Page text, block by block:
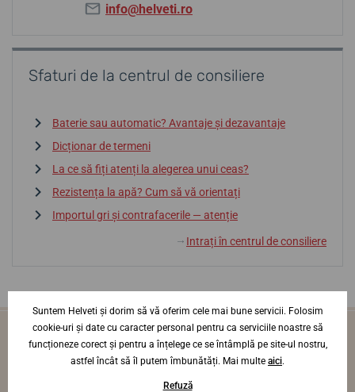
info@helveti.ro
Sfaturi de la centrul de consiliere
Baterie sau automatic? Avantaje și dezavantaje
Dicționar de termeni
La ce să fiți atenți la alegerea unui ceas?
Rezistența la apă? Cum să vă orientați
Importul gri și contrafacerile — atenție
↓ Intrați în centrul de consiliere
Vei fi primul care află noutăți din lumea
ceasurilor
O dată pe lună, direct pe adresa ta de e-mail
Suntem Helveti și dorim să vă oferim cele mai bune servicii. Folosim
cookie-uri și date cu caracter personal pentru ca serviciile noastre să
funcționeze corect și pentru a înțelege ce se întâmplă pe site-ul nostru,
astfel încât să îl putem îmbunătăți. Mai multe aici.
Refuză